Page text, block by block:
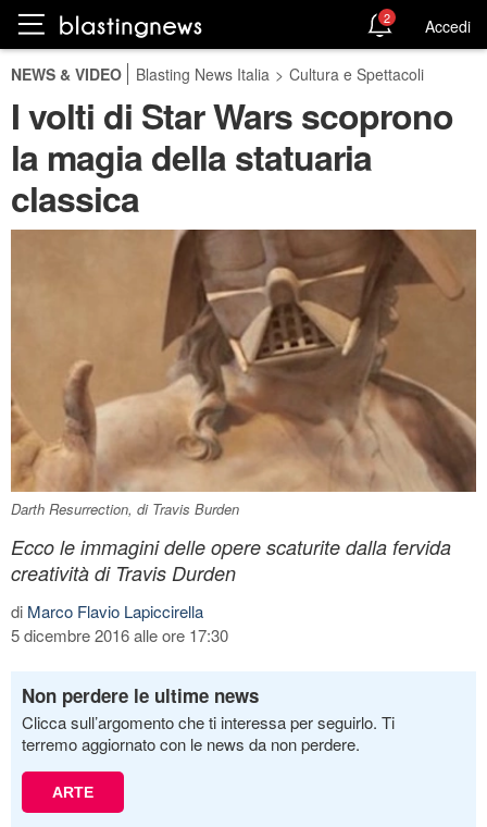
2 Accedi
NEWS & VIDEO Blasting News Italia > Cultura e Spettacoli
I volti di Star Wars scoprono
la magia della statuaria
classica
Darth Resurrection, di Travis Burden
Ecco le immagini delle opere scaturite dalla fervida
creatività di Travis Durden
di Marco Flavio Lapiccirella
5 dicembre 2016 alle ore 17:30
Non perdere le ultime news
Clicca sull’argomento che ti interessa per seguirlo. Ti
terremo aggiornato con le news da non perdere.
ARTE